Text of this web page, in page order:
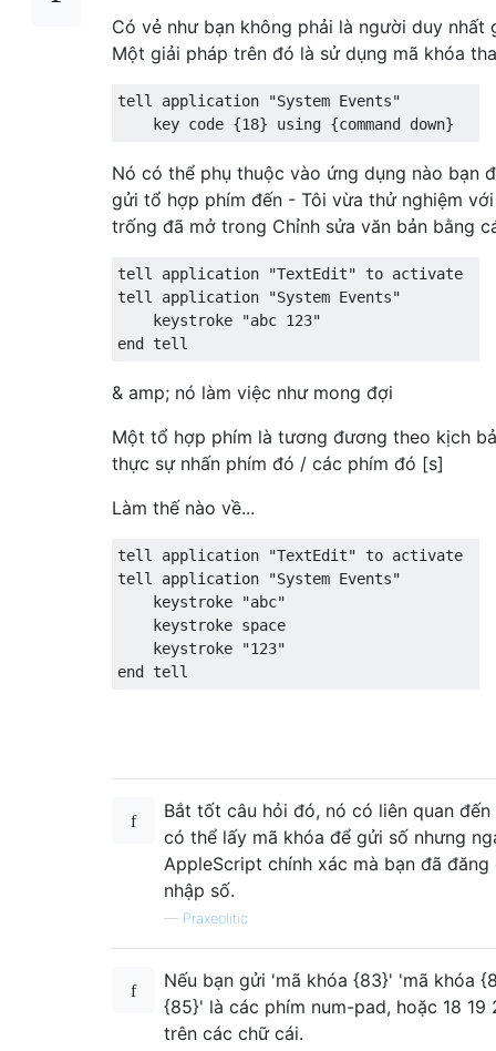
Có vẻ như bạn không phải là người duy nhất
Một giải pháp trên đó là sử dụng mã khóa
tell application "System Events"
Nó có thể phụ thuộc vào ứng dụng nào bạn
gửi tổ hợp phím đến - Tôi vừa thử nghiệm
trống đã mở trong Chỉnh sửa văn bản bằng
tell application "TextEdit" to activate
tell application "System Events"
    keystroke "abc 123"
& amp; nó làm việc như mong đợi
Một tổ hợp phím là tương đương theo kịch
thực sự nhấn phím đó / các phím đó [s]
Làm thế nào về...
tell application "TextEdit" to activate
tell application "System Events"
    keystroke "abc"
    keystroke space
    keystroke "123"
Bắt tốt câu hỏi đó, nó có liên quan đến
có thể lấy mã khóa để gửi số nhưng
AppleScript chính xác mà bạn đã đăng
nhập số.
— Praxeolitic
Nếu bạn gửi 'mã khóa {83}' 'mã khóa
{85}' là các phím num-pad, hoặc 18 19
trên các chữ cái.